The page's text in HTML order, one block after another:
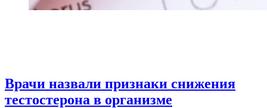
Врачи назвали признаки снижения
тестостерона в организме